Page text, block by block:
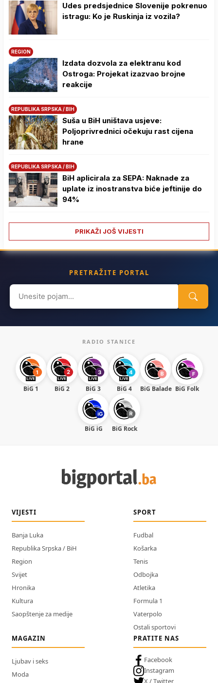
Udes predsjednice Slovenije pokrenuo
istragu: Ko je Ruskinja iz vozila?
REGION
Izdata dozvola za elektranu kod
Ostroga: Projekat izazvao brojne
reakcije
REPUBLIKA SRPSKA / BIH
Suša u BiH uništava usjeve:
Poljoprivrednici očekuju rast cijena
hrane
REPUBLIKA SRPSKA / BIH
BiH aplicirala za SEPA: Naknade za
uplate iz inostranstva biće jeftinije do
94%
PRIKAŽI JOŠ VIJESTI
PRETRAŽITE PORTAL
Search
for:
RADIO STANICE
BiG 1 BiG 2 BiG 3 BiG 4 BiG Balade BiG Folk
BiG iG BiG Rock
VIJESTI
Banja Luka
Republika Srpska / BiH
Region
Svijet
Hronika
Kultura
Saopštenje za medije
SPORT
Fudbal
Košarka
Tenis
Odbojka
Atletika
Formula 1
Vaterpolo
Ostali sportovi
MAGAZIN
Ljubav i seks
Moda
PRATITE NAS
Facebook
Instagram
X / Twitter